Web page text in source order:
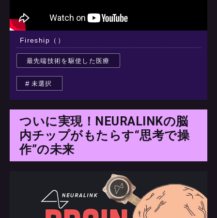
Fireship（）
最先端技術を駆使した医療
未選択
ついに実現！NEURALINKの脳
内チップがもたらす“思考で操
作”の未来